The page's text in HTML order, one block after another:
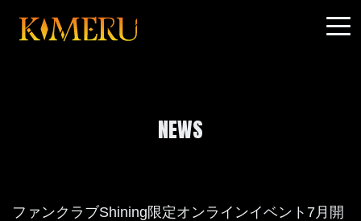
NEWS
ファンクラブShining限定オンラインイベント7月開